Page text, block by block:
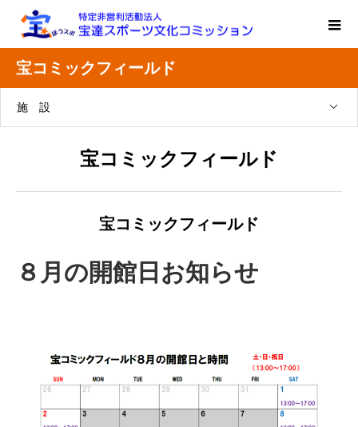
宝コミックフィールド
施 設
宝コミックフィールド
宝コミックフィールド
８月の開館日お知らせ